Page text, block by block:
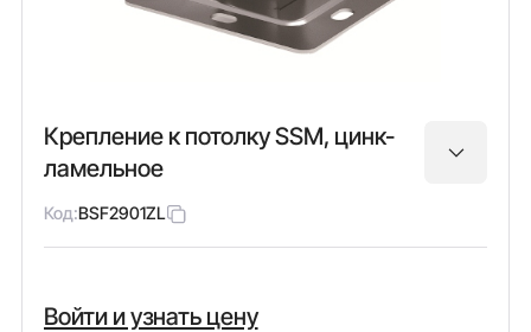
Крепление к потолку SSM, цинк-
ламельное
Код:BSF2901ZL
Войти и узнать цену